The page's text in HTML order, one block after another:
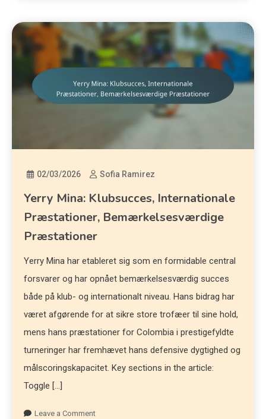
02/03/2026 Sofia Ramirez
Yerry Mina: Klubsucces, Internationale
Præstationer, Bemærkelsesværdige
Præstationer
Yerry Mina har etableret sig som en formidable central
forsvarer og har opnået bemærkelsesværdig succes
både på klub- og internationalt niveau. Hans bidrag har
været afgørende for at sikre store trofæer til sine hold,
mens hans præstationer for Colombia i prestigefyldte
turneringer har fremhævet hans defensive dygtighed og
målscoringskapacitet. Key sections in the article:
Toggle […]
Leave a Comment